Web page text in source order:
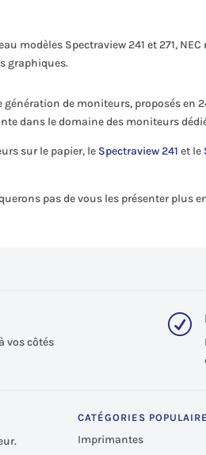
modèles Spectraview 241 et 271,
graphiques.
génération de moniteurs, proposés en
dans le domaine des moniteurs
sur le papier, le Spectraview 241 et le
pas de vous les présenter plus
vos côtés
R
CATÉGORIES
Imprimantes